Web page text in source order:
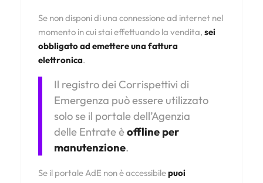
Se non disponi di una connessione ad internet nel
momento in cui stai effettuando la vendita, sei
obbligato ad emettere una fattura
elettronica.
Il registro dei Corrispettivi di
Emergenza può essere utilizzato
solo se il portale dell’Agenzia
delle Entrate èoffline per
manutenzione.
Se il portale AdE non è accessibilepuoi